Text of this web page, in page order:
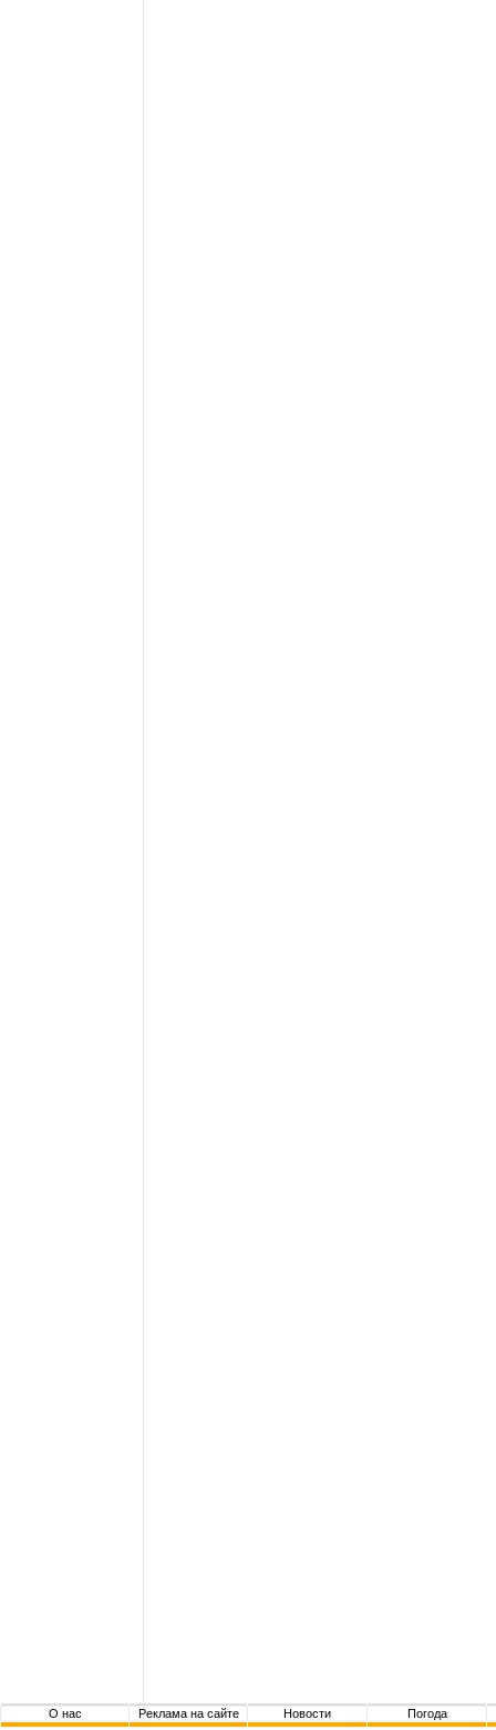
О нас Реклама на сайте Новости Погода